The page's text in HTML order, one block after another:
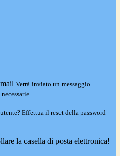
Verrà inviato un messaggio
Effettua il reset della password
la casella di posta elettronica!